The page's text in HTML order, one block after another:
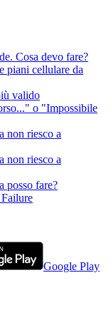
Cosa devo fare?
piani cellulare da
valido
o "Impossibile
non riesco a
non riesco a
posso fare?
Google Play